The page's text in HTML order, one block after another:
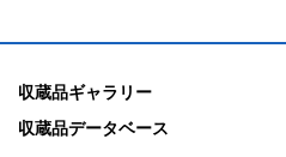
収蔵品ギャラリー
収蔵品データベース